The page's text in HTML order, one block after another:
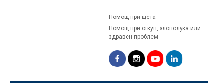
Помощ при щета
Помощ при откуп, злополука или
здравен проблем